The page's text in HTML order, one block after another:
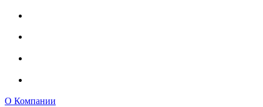
О Компании